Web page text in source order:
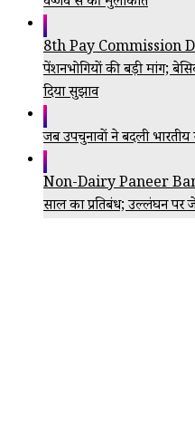
8th Pay Commission
पेंशनभोगियों की बड़ी मांग;
दिया सुझाव
जब उपचुनावों ने बदली भारतीय
Non-Dairy Paneer Ban:
साल का प्रतिबंध; उल्लंघन पर